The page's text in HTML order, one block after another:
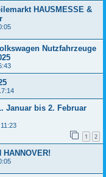
HAUSMESSE &
Nutzfahrzeuge
Januar bis 2. Februar
1 2
HANNOVER!